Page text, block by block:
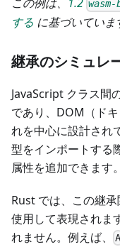
する に基づいていま
継承のシミュレ
JavaScript クラス間
であり、DOM（ド
れを中心に設計され
型をインポートする
属性を追加できます。
Rust では、この継承
使用して表現されま
れません。例えば、
A